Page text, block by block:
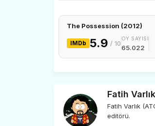
The Possession (2012)
IMDb 5.9 / 10
OY SAYISI
65.022
Fatih Varlık
Fatih Varlık
editörü.